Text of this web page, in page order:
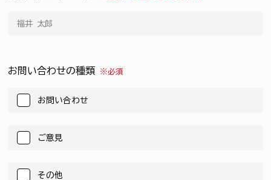
お問い合わせの種類 ※必須
お問い合わせ
ご意見
その他